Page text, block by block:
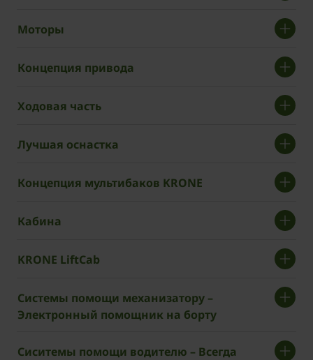
Моторы
Концепция привода
Ходовая часть
Лучшая оснастка
Концепция мультибаков KRONE
Кабина
KRONE LiftCab
Системы помощи механизатору –
Электронный помощник на борту
Сиситемы помощи водителю – Всегда